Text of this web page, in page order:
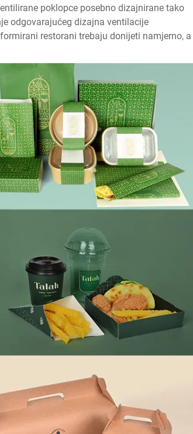
poklopce posebno dizajnirane tako
odgovarajućeg dizajna ventilacije
restorani trebaju donijeti namjerno, a